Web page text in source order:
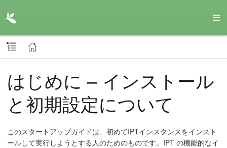
はじめに – インストール
と初期設定について
このスタートアップガイドは、初めてIPTインスタンスをインスト
ールして実行しようとする人のためのものです。IPT の機能的なイ